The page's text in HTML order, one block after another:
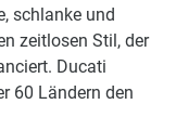
schlanke und
zeitlosen Stil, der
Ducati
60 Ländern den